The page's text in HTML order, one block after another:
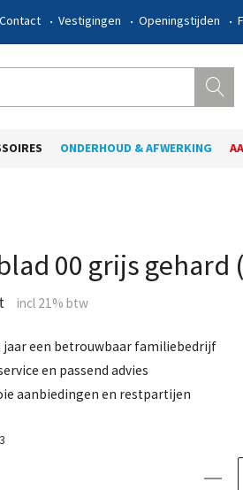
Contact Vestigingen Openingstijden
ONDERHOUD & AFWERKING
00 grijs gehard
jaar een betrouwbaar familiebedrijf
en passend advies
aanbiedingen en restpartijen